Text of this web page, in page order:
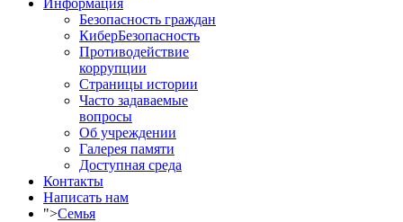
Информация
Безопасность граждан
КиберБезопасность
Противодействие
коррупции
Страницы истории
Часто задаваемые
вопросы
Об учреждении
Галерея памяти
Доступная среда
Контакты
Написать нам
">Семья